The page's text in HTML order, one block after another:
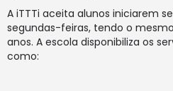
A iTTTi aceita alunos iniciarem
segundas-feiras, tendo o
anos. A escola disponibiliza os
como: